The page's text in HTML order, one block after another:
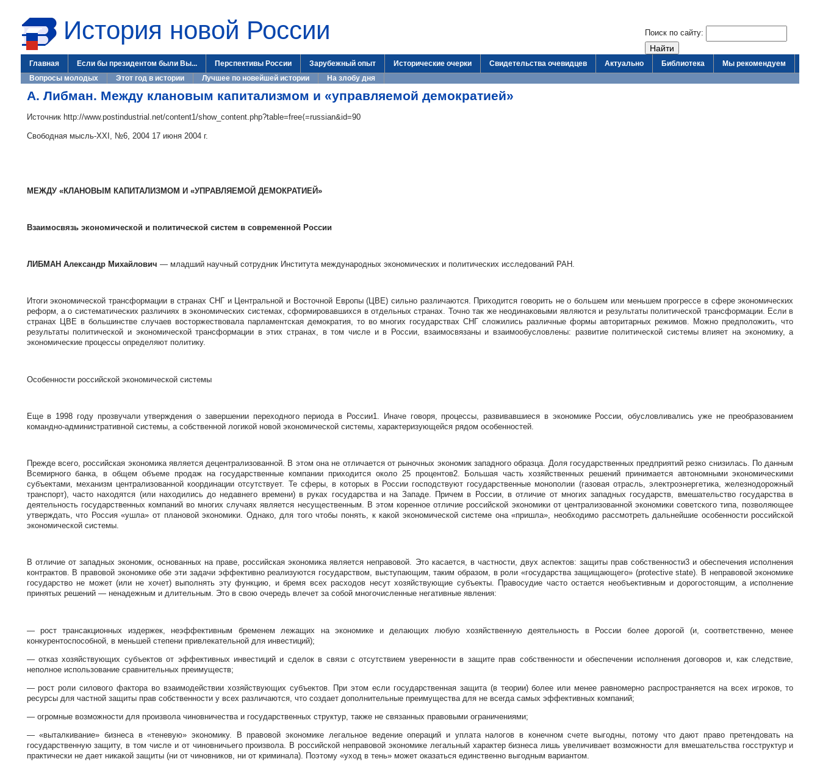
Поиск по сайту:
История новой России
Главная Если бы президентом были Вы... Перспективы России Зарубежный опыт Исторические очерки Свидетельства очевидцев Актуально Библиотека
Мы рекомендуем
Вопросы молодых
Этот год в истории Лучшее по новейшей истории На злобу дня
А. Либман. Между клановым капитализмом и «управляемой демократией»
Источник http://www.postindustrial.net/content1/show_content.php?table=free⟨=russian&id=90
Свободная мысль-ХХI, №6, 2004 17 июня 2004 г.
МЕЖДУ «КЛАНОВЫМ КАПИТАЛИЗМОМ И «УПРАВЛЯЕМОЙ ДЕМОКРАТИЕЙ»
Взаимосвязь экономической и политической систем в современной России
ЛИБМАН Александр Михайлович — младший научный сотрудник Института международных экономических и политических исследований РАН.
Итоги экономической трансформации в странах СНГ и Центральной и Восточной Европы (ЦВЕ) сильно различаются. Приходится говорить не о большем или меньшем прогрессе в сфере экономических
реформ, а о систематических различиях в экономических системах, сформировавшихся в отдельных странах. Точно так же неодинаковыми являются и результаты политической трансформации. Если в
странах ЦВЕ в большинстве случаев восторжествовала парламентская демократия, то во многих государствах СНГ сложились различные формы авторитарных режимов. Можно предположить, что
результаты политической и экономической трансформации в этих странах, в том числе и в России, взаимосвязаны и взаимообусловлены: развитие политической системы влияет на экономику, а
экономические процессы определяют политику.
Особенности российской экономической системы
Еще в 1998 году прозвучали утверждения о завершении переходного периода в России1. Иначе говоря, процессы, развивавшиеся в экономике России, обусловливались уже не преобразованием
командно-административной системы, а собственной логикой новой экономической системы, характеризующейся рядом особенностей.
Прежде всего, российская экономика является децентрализованной. В этом она не отличается от рыночных экономик западного образца. Доля государственных предприятий резко снизилась. По данным
Всемирного банка, в общем объеме продаж на государственные компании приходится около 25 процентов2. Большая часть хозяйственных решений принимается автономными экономическими
субъектами, механизм централизованной координации отсутствует. Те сферы, в которых в России господствуют государственные монополии (газовая отрасль, электроэнергетика, железнодорожный
транспорт), часто находятся (или находились до недавнего времени) в руках государства и на Западе. Причем в России, в отличие от многих западных государств, вмешательство государства в
деятельность государственных компаний во многих случаях является несущественным. В этом коренное отличие российской экономики от централизованной экономики советского типа, позволяющее
утверждать, что Россия «ушла» от плановой экономики. Однако, для того чтобы понять, к какой экономической системе она «пришла», необходимо рассмотреть дальнейшие особенности российской
экономической системы.
В отличие от западных экономик, основанных на праве, российская экономика является неправовой. Это касается, в частности, двух аспектов: защиты прав собственности3 и обеспечения исполнения
контрактов. В правовой экономике обе эти задачи эффективно реализуются государством, выступающим, таким образом, в роли «государства защищающего» (protective state). В неправовой экономике
государство не может (или не хочет) выполнять эту функцию, и бремя всех расходов несут хозяйствующие субъекты. Правосудие часто остается необъективным и дорогостоящим, а исполнение
принятых решений — ненадежным и длительным. Это в свою очередь влечет за собой многочисленные негативные явления:
— рост трансакционных издержек, неэффективным бременем лежащих на экономике и делающих любую хозяйственную деятельность в России более дорогой (и, соответственно, менее
конкурентоспособной, в меньшей степени привлекательной для инвестиций);
— отказ хозяйствующих субъектов от эффективных инвестиций и сделок в связи с отсутствием уверенности в защите прав собственности и обеспечении исполнения договоров и, как следствие,
неполное использование сравнительных преимуществ;
— рост роли силового фактора во взаимодействии хозяйствующих субъектов. При этом если государственная защита (в теории) более или менее равномерно распространяется на всех игроков, то
ресурсы для частной защиты прав собственности у всех различаются, что создает дополнительные преимущества для не всегда самых эффективных компаний;
— огромные возможности для произвола чиновничества и государственных структур, также не связанных правовыми ограничениями;
— «выталкивание» бизнеса в «теневую» экономику. В правовой экономике легальное ведение операций и уплата налогов в конечном счете выгодны, потому что дают право претендовать на
государственную защиту, в том числе и от чиновничьего произвола. В российской неправовой экономике легальный характер бизнеса лишь увеличивает возможности для вмешательства госструктур и
практически не дает никакой защиты (ни от чиновников, ни от криминала). Поэтому «уход в тень» может оказаться единственно выгодным вариантом.